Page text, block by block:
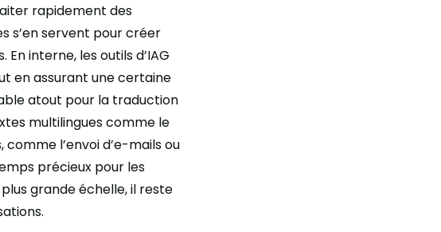
rapidement des
s’en servent pour créer
interne, les outils d’IAG
en assurant une certaine
atout pour la traduction
multilingues comme le
l’envoi d’e-mails ou
précieux pour les
grande échelle, il reste